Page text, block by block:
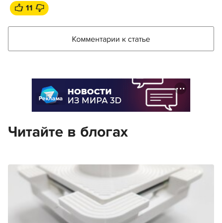
11
Комментарии к статье
Реклама
Читайте в блогах